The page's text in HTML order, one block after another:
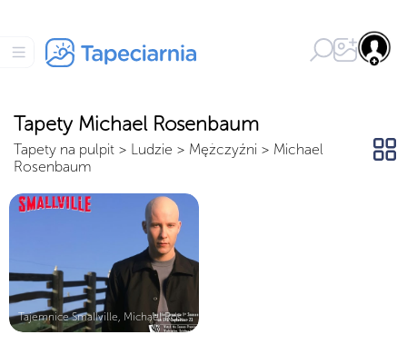
Tapety Michael Rosenbaum
Tapety na pulpit > Ludzie > Mężczyźni > Michael
Rosenbaum
Tajemnice Smallville, Michael Rosen...